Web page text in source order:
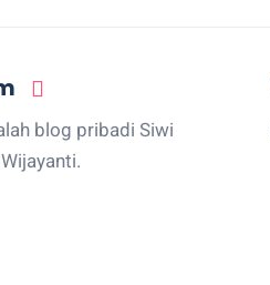
blog pribadi Siwi